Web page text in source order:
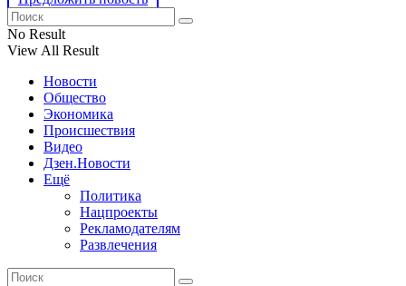
No Result
View All Result
Новости
Общество
Экономика
Происшествия
Видео
Дзен.Новости
Ещё
Политика
Нацпроекты
Рекламодателям
Развлечения